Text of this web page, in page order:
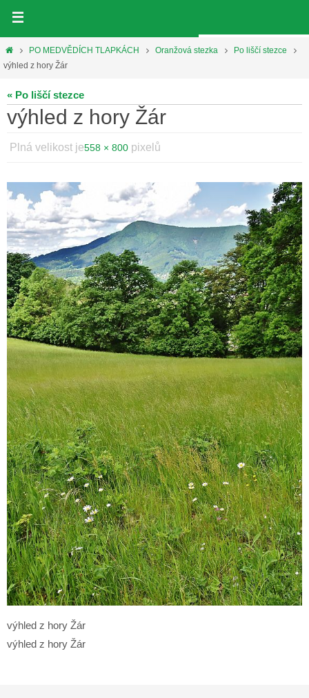
obsahHomePO MEDVĚDÍCH TLAPKÁCH Oranžová stezka
Po liščí stezce
výhled z hory Žár
« Po liščí stezce
výhled z hory Žár
Plná velikost je558 × 800 pixelů
výhled z hory Žár
výhled z hory Žár